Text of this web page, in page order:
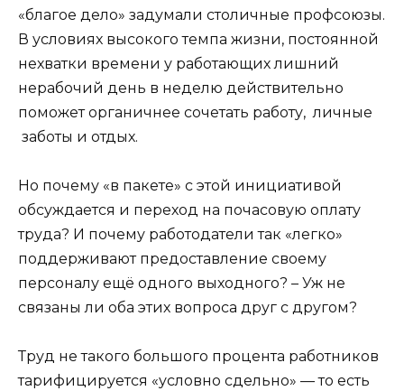
«благое дело» задумали столичные профсоюзы.
В условиях высокого темпа жизни, постоянной
нехватки времени у работающих лишний
нерабочий день в неделю действительно
поможет органичнее сочетать работу, личные
заботы и отдых.
Но почему «в пакете» с этой инициативой
обсуждается и переход на почасовую оплату
труда? И почему работодатели так «легко»
поддерживают предоставление своему
персоналу ещё одного выходного? – Уж не
связаны ли оба этих вопроса друг с другом?
Труд не такого большого процента работников
тарифицируется «условно сдельно» — то есть